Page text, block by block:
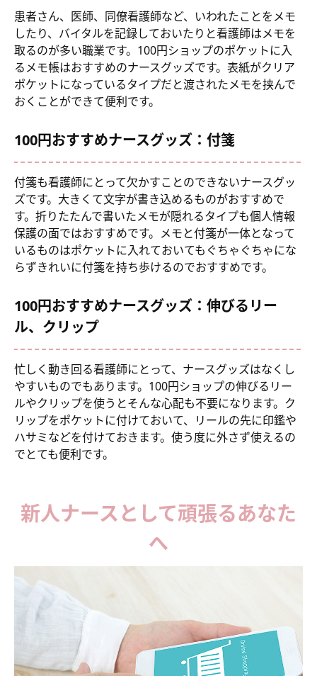
患者さん、医師、同僚看護師など、いわれたことをメモ
したり、バイタルを記録しておいたりと看護師はメモを
取るのが多い職業です。100円ショップのポケットに入
るメモ帳はおすすめのナースグッズです。表紙がクリア
ポケットになっているタイプだと渡されたメモを挟んで
おくことができて便利です。
100円おすすめナースグッズ：付箋
付箋も看護師にとって欠かすことのできないナースグッ
ズです。大きくて文字が書き込めるものがおすすめで
す。折りたたんで書いたメモが隠れるタイプも個人情報
保護の面ではおすすめです。メモと付箋が一体となって
いるものはポケットに入れておいてもぐちゃぐちゃにな
らずきれいに付箋を持ち歩けるのでおすすめです。
100円おすすめナースグッズ：伸びるリー
ル、クリップ
忙しく動き回る看護師にとって、ナースグッズはなくし
やすいものでもあります。100円ショップの伸びるリー
ルやクリップを使うとそんな心配も不要になります。ク
リップをポケットに付けておいて、リールの先に印鑑や
ハサミなどを付けておきます。使う度に外さず使えるの
でとても便利です。
新人ナースとして頑張るあなた
へ